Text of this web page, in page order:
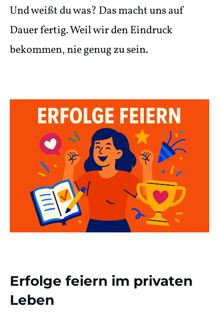
Und weißt du was? Das macht uns auf
Dauer fertig. Weil wir den Eindruck
bekommen, nie genug zu sein.
Erfolge feiern im privaten
Leben